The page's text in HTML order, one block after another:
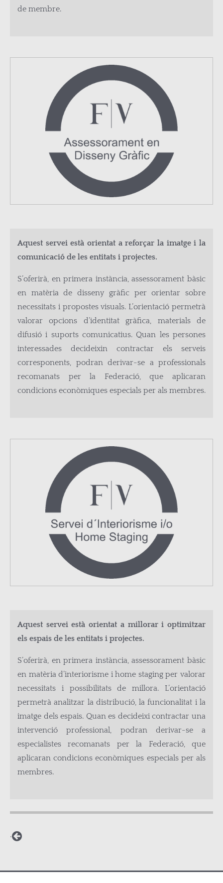
de membre.
Aquest servei està orientat a reforçar la imatge i la
comunicació de les entitats i projectes.
S’oferirà, en primera instància, assessorament bàsic
en matèria de disseny gràfic per orientar sobre
necessitats i propostes visuals. L’orientació permetrà
valorar opcions d’identitat gràfica, materials de
difusió i suports comunicatius. Quan les persones
interessades decideixin contractar els serveis
corresponents, podran derivar-se a professionals
recomanats per la Federació, que aplicaran
condicions econòmiques especials per als membres.
Aquest servei està orientat a millorar i optimitzar
els espais de les entitats i projectes.
S’oferirà, en primera instància, assessorament bàsic
en matèria d’interiorisme i home staging per valorar
necessitats i possibilitats de millora. L’orientació
permetrà analitzar la distribució, la funcionalitat i la
imatge dels espais. Quan es decideixi contractar una
intervenció professional, podran derivar-se a
especialistes recomanats per la Federació, que
aplicaran condicions econòmiques especials per als
membres.
·